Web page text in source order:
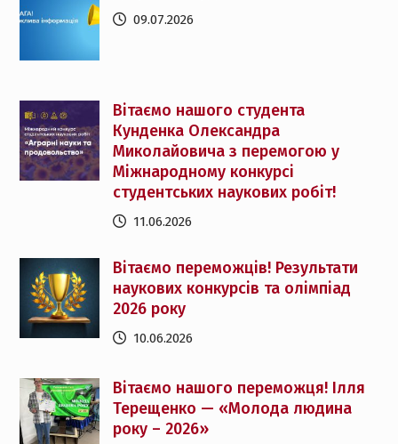
09.07.2026
Вітаємо нашого студента
Кунденка Олександра
Миколайовича з перемогою у
Міжнародному конкурсі
студентських наукових робіт!
11.06.2026
Вітаємо переможців! Результати
наукових конкурсів та олімпіад
2026 року
10.06.2026
Вітаємо нашого переможця! Ілля
Терещенко — «Молода людина
року – 2026»